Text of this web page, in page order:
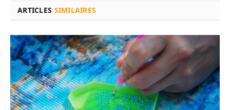
ARTICLES SIMILAIRES